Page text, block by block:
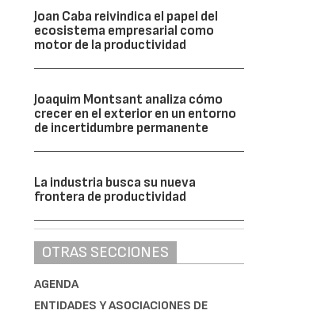
Joan Caba reivindica el papel del
ecosistema empresarial como
motor de la productividad
Joaquim Montsant analiza cómo
crecer en el exterior en un entorno
de incertidumbre permanente
La industria busca su nueva
frontera de productividad
OTRAS SECCIONES
AGENDA
ENTIDADES Y ASOCIACIONES DE